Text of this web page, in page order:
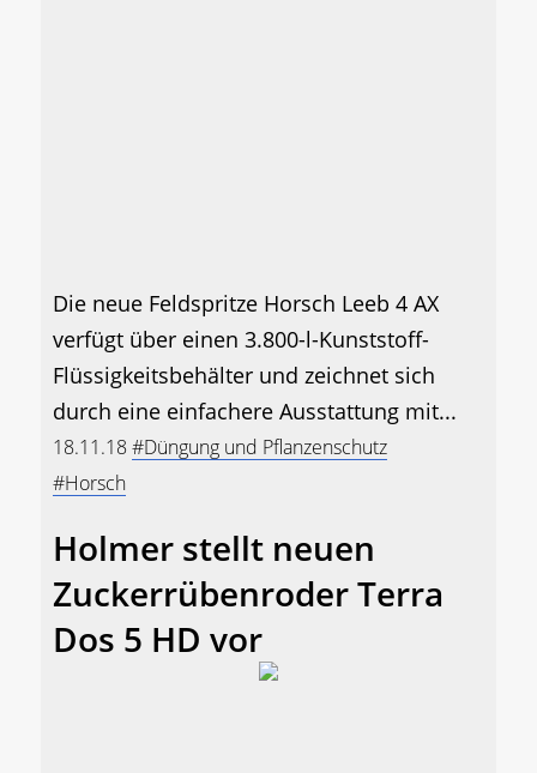
Die neue Feldspritze Horsch Leeb 4 AX
verfügt über einen 3.800-l-Kunststoff-
Flüssigkeitsbehälter und zeichnet sich
durch eine einfachere Ausstattung mit...
18.11.18#Düngung und Pflanzenschutz
#Horsch
Holmer stellt neuen
Zuckerrübenroder Terra
Dos 5 HD vor